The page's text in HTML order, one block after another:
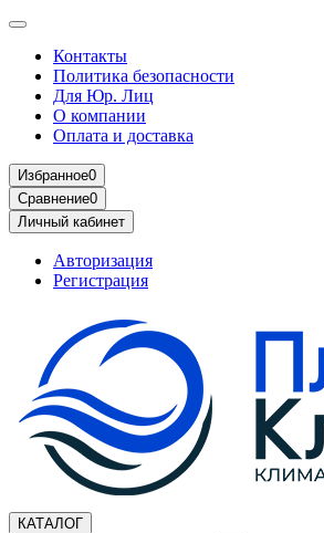
Контакты
Политика безопасности
Для Юр. Лиц
О компании
Оплата и доставка
Избранное0
Сравнение0
Личный кабинет
Авторизация
Регистрация
КАТАЛОГ